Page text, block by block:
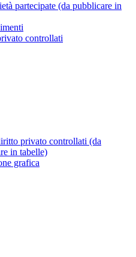
partecipate (da pubblicare in
controllati
privato controllati (da
in tabelle)
grafica